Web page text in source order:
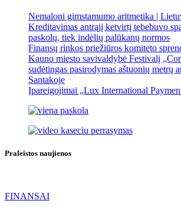
Nemaloni gimstamumo aritmetika |
Kreditavimas antrąjį ketvirtį tebebuvo
paskolų, tiek indėlių palūkanų normos
Finansų rinkos priežiūros komiteto
Kauno miesto savivaldybė Festivalį
sudėtingas pasirodymas aštuonių metrų
Santakoje
Įpareigojimai „Lux International
Praleistos naujienos
FINANSAI